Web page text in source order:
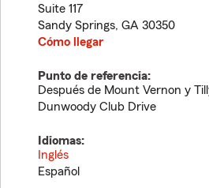
Suite 117
Sandy Springs, GA 30350
Cómo llegar
Punto de referencia:
Después de Mount Vernon y
Dunwoody Club Drive
Idiomas:
Inglés
Español